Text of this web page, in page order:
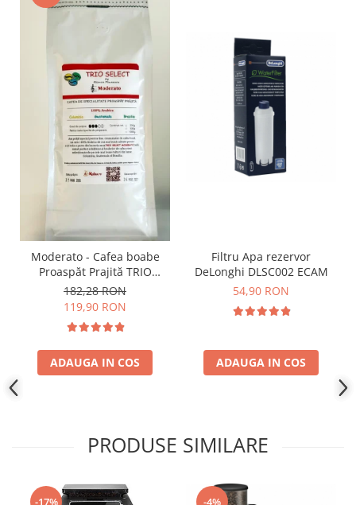
Moderato - Cafea boabe
Proaspăt Prajită TRIO
SELECT by Răzvan
Păunescu, blend 100%
Arabica
182,28 RON
119,90 RON
ADAUGA IN COS
Filtru Apa rezervor
DeLonghi DLSC002 ECAM
54,90 RON
ADAUGA IN COS
PRODUSE SIMILARE
-17% -4%